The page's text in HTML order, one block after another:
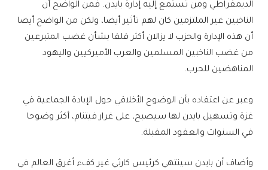
الديمقراطي ومن تستمع إليه إدارة بايدن. فمن الواضح أن
الناخبين غير الملتزمين كان لهم تأثير أيضا، ولكن من الواضح أيضا
أن هذه الإدارة والحزب لا يزالان أكثر قلقا بشأن غضب المتبرعين
من غضب الناخبين المسلمين والعرب الأميركيين واليهود
المناهضين للحرب.
وعبر عن اعتقاده بأن الوضوح الأخلاقي حول الإبادة الجماعية في
غزة وتسهيل بايدن لها سيصبح، على غرار فيتنام، أكثر وضوحا
في السنوات والعقود المقبلة.
وأضاف أن بايدن سينتهي كرئيس كارثي غير كفء أغرق العالم في